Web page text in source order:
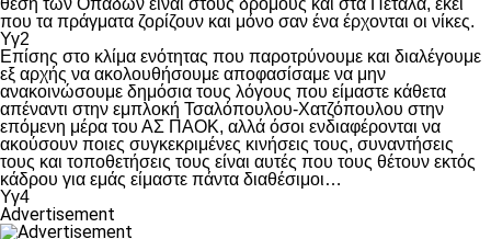
θέση των Οπαδών είναι στους δρόμους και στα Πέταλα, εκεί
που τα πράγματα ζορίζουν και μόνο σαν ένα έρχονται οι νίκες.
Υγ2
Επίσης στο κλίμα ενότητας που παροτρύνουμε και διαλέγουμε
εξ αρχής να ακολουθήσουμε αποφασίσαμε να μην
ανακοινώσουμε δημόσια τους λόγους που είμαστε κάθετα
απέναντι στην εμπλοκή Τσαλόπουλου-Χατζόπουλου στην
επόμενη μέρα του ΑΣ ΠΑΟΚ, αλλά όσοι ενδιαφέρονται να
ακούσουν ποιες συγκεκριμένες κινήσεις τους, συναντήσεις
τους και τοποθετήσεις τους είναι αυτές που τους θέτουν εκτός
κάδρου για εμάς είμαστε πάντα διαθέσιμοι…
Υγ4
Advertisement